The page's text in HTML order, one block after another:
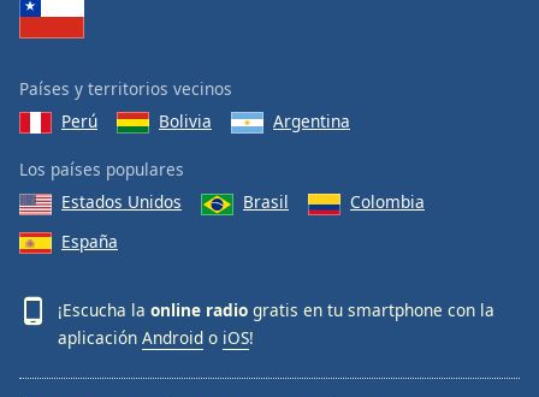
Países y territorios vecinos
Perú
Bolivia Argentina
Los países populares
Estados Unidos
Brasil
Colombia
España
¡Escucha la online radio gratis en tu smartphone con la
aplicación Android o iOS!